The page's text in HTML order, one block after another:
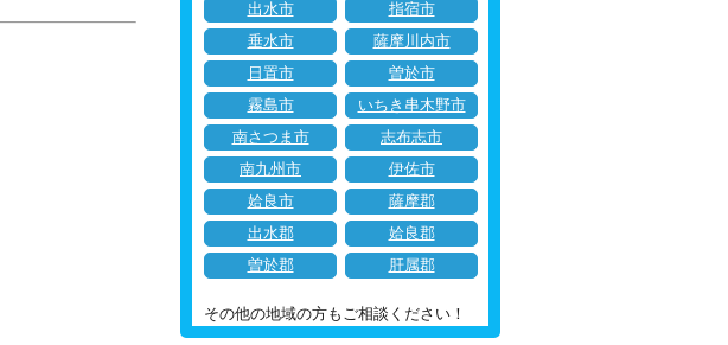
出水市
指宿市
垂水市
薩摩川内市
日置市
曽於市
霧島市
いちき串木野市
南さつま市
志布志市
南九州市
伊佐市
姶良市
薩摩郡
出水郡
姶良郡
曽於郡
肝属郡
その他の地域の方もご相談ください！